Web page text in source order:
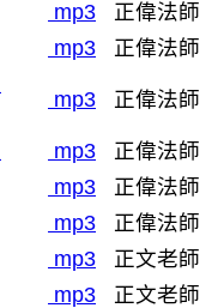
mp3
正偉法師
mp3 正偉法師
mp3 正偉法師
mp3
正偉法師
mp3
正偉法師
mp3
正偉法師
mp3
正文老師
mp3
正文老師